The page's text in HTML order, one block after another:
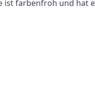
farbenfroh und hat